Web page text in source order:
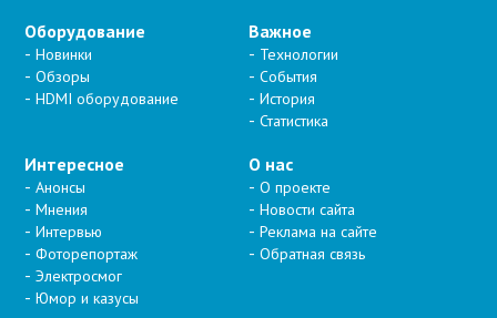
Оборудование
Новинки
Обзоры
HDMI оборудование
Важное
Технологии
События
История
Статистика
Интересное
Анонсы
Мнения
Интервью
Фоторепортаж
Электросмог
Юмор и казусы
О нас
О проекте
Новости сайта
Реклама на сайте
Обратная связь